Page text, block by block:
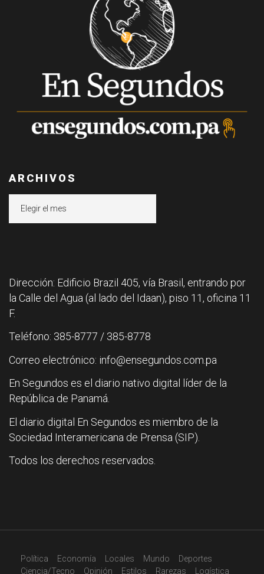
ARCHIVOS
Dirección: Edificio Brazil 405, vía Brasil, entrando por
la Calle del Agua (al lado del Idaan), piso 11, oficina 11
F.
Teléfono: 385-8777 / 385-8778
Correo electrónico: info@ensegundos.com.pa
En Segundos es el diario nativo digital líder de la
República de Panamá.
El diario digital En Segundos es miembro de la
Sociedad Interamericana de Prensa (SIP).
Todos los derechos reservados.
Política Economía Locales Mundo
Deportes
Ciencia/Tecno
Opinión Estilos Rarezas Logística